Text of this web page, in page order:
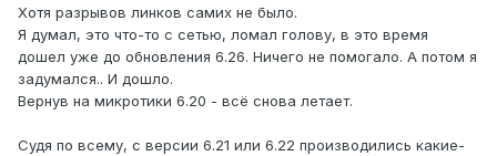
Хотя разрывов линков самих не было.
Я думал, это что-то с сетью, ломал голову, в это время
дошел уже до обновления 6.26. Ничего не помогало. А потом я
задумался.. И дошло.
Вернув на микротики 6.20 - всё снова летает.
Судя по всему, с версии 6.21 или 6.22 производились какие-